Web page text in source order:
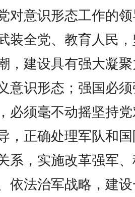
对意识形态工作的
装全党、教育人民
，建设具有强大凝
意识形态；强国必
必须毫不动摇坚持
，正确处理军队和
系，实施改革强军
依法治军战略，建